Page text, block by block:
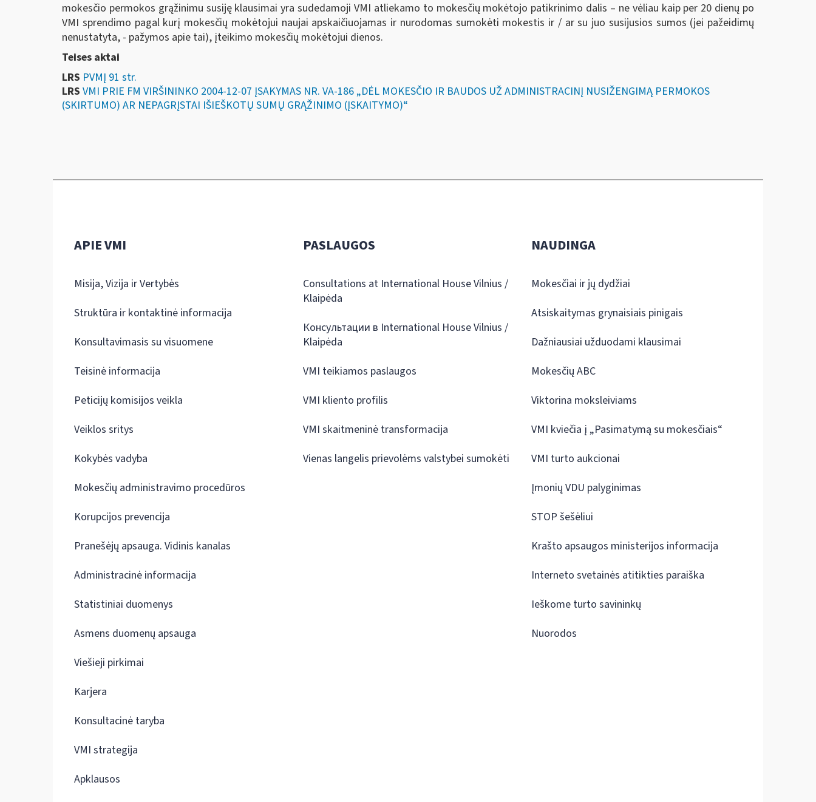
mokesčio permokos grąžinimu susiję klausimai yra sudedamoji VMI atliekamo to mokesčių mokėtojo patikrinimo dalis – ne vėliau kaip per 20 dienų po
VMI sprendimo pagal kurį mokesčių mokėtojui naujai apskaičiuojamas ir nurodomas sumokėti mokestis ir / ar su juo susijusios sumos (jei pažeidimų
nenustatyta, - pažymos apie tai), įteikimo mokesčių mokėtojui dienos.
Teises aktai
LRS PVMĮ 91 str.
LRS VMI PRIE FM VIRŠININKO 2004-12-07 ĮSAKYMAS NR. VA-186 „DĖL MOKESČIO IR BAUDOS UŽ ADMINISTRACINĮ NUSIŽENGIMĄ PERMOKOS
(SKIRTUMO) AR NEPAGRĮSTAI IŠIEŠKOTŲ SUMŲ GRĄŽINIMO (ĮSKAITYMO)“
APIE VMI
Misija, Vizija ir Vertybės
Struktūra ir kontaktinė informacija
Konsultavimasis su visuomene
Teisinė informacija
Peticijų komisijos veikla
Veiklos sritys
Kokybės vadyba
Mokesčių administravimo procedūros
Korupcijos prevencija
Pranešėjų apsauga. Vidinis kanalas
Administracinė informacija
Statistiniai duomenys
Asmens duomenų apsauga
Viešieji pirkimai
Karjera
Konsultacinė taryba
VMI strategija
Apklausos
PASLAUGOS
Consultations at International House Vilnius /
Klaipėda
Консультации в International House Vilnius /
Klaipėda
VMI teikiamos paslaugos
VMI kliento profilis
VMI skaitmeninė transformacija
Vienas langelis prievolėms valstybei sumokėti
NAUDINGA
Mokesčiai ir jų dydžiai
Atsiskaitymas grynaisiais pinigais
Dažniausiai užduodami klausimai
Mokesčių ABC
Viktorina moksleiviams
VMI kviečia į „Pasimatymą su mokesčiais“
VMI turto aukcionai
Įmonių VDU palyginimas
STOP šešėliui
Krašto apsaugos ministerijos informacija
Interneto svetainės atitikties paraiška
Ieškome turto savininkų
Nuorodos